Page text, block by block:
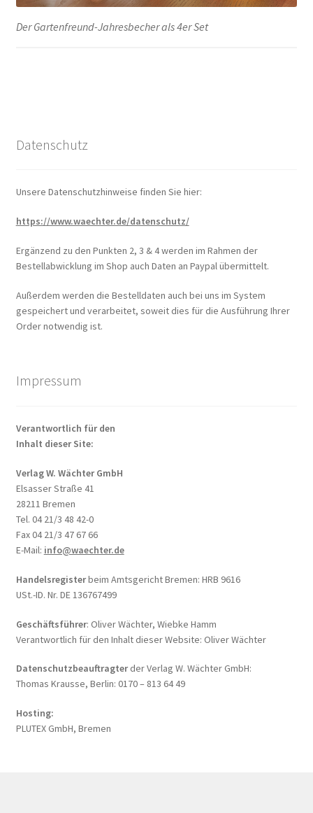
Der Gartenfreund-Jahresbecher als 4er Set
Datenschutz
Unsere Datenschutzhinweise finden Sie hier:
https://www.waechter.de/datenschutz/
Ergänzend zu den Punkten 2, 3 & 4 werden im Rahmen der
Bestellabwicklung im Shop auch Daten an Paypal übermittelt.
Außerdem werden die Bestelldaten auch bei uns im System
gespeichert und verarbeitet, soweit dies für die Ausführung Ihrer
Order notwendig ist.
Impressum
Verantwortlich für den
Inhalt dieser Site:
Verlag W. Wächter GmbH
Elsasser Straße 41
28211 Bremen
Tel. 04 21/3 48 42-0
Fax 04 21/3 47 67 66
E-Mail: info@waechter.de
Handelsregisterbeim Amtsgericht Bremen: HRB 9616
USt.-ID. Nr. DE 136767499
Geschäftsführer: Oliver Wächter, Wiebke Hamm
Verantwortlich für den Inhalt dieser Website: Oliver Wächter
Datenschutzbeauftragterder Verlag W. Wächter GmbH:
Thomas Krausse, Berlin: 0170 – 813 64 49
Hosting:
PLUTEX GmbH, Bremen